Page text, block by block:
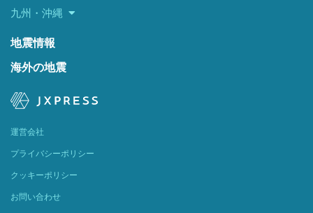
九州・沖縄
地震情報
海外の地震
運営会社
プライバシーポリシー
クッキーポリシー
お問い合わせ